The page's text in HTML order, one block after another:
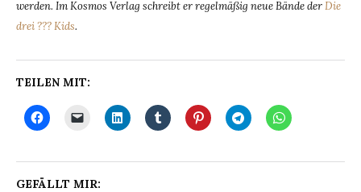
werden. Im Kosmos Verlag schreibt er regelmäßig neue Bände derDie
drei ??? Kids.
TEILEN MIT:
GEFÄLLT MIR: